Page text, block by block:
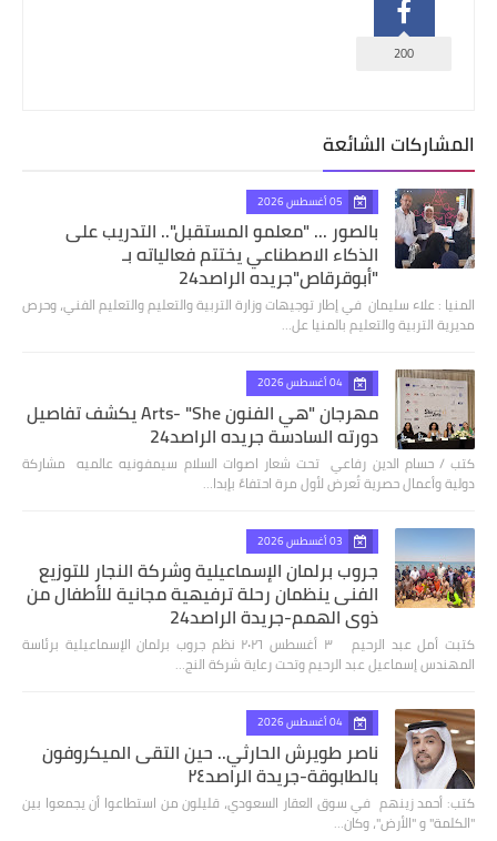
200
المشاركات الشائعة
05 أغسطس 2026
بالصور ... "معلمو المستقبل".. التدريب على
الذكاء الاصطناعي يختتم فعالياته بـ
"أبوقرقاص"جريده الراصد24
المنيا : علاء سليمان في إطار توجيهات وزارة التربية والتعليم والتعليم الفني، وحرص
مديرية التربية والتعليم بالمنيا عل…
04 أغسطس 2026
مهرجان "هي الفنون Arts- "She يكشف تفاصيل
دورته السادسة جريده الراصد24
كتب / حسام الدين رفاعي تحت شعار اصوات السلام سيمفونيه عالميه مشاركة
دولية وأعمال حصرية تُعرض لأول مرة احتفاءً بإبدا…
03 أغسطس 2026
جروب برلمان الإسماعيلية وشركة النجار للتوزيع
الفنى ينظمان رحلة ترفيهية مجانية للأطفال من
ذوي الهمم-جريدة الراصد24
كتبت أمل عبد الرحيم ٣ أغسطس ٢٠٢٦ نظم جروب برلمان الإسماعيلية برئاسة
المهندس إسماعيل عبد الرحيم وتحت رعاية شركة النج…
04 أغسطس 2026
ناصر طويرش الحارثي.. حين التقى الميكروفون
بالطابوقة-جريدة الراصد٢٤
كتب: أحمد زينهم في سوق العقار السعودي، قليلون من استطاعوا أن يجمعوا بين
"الكلمة" و "الأرض"، وكان…